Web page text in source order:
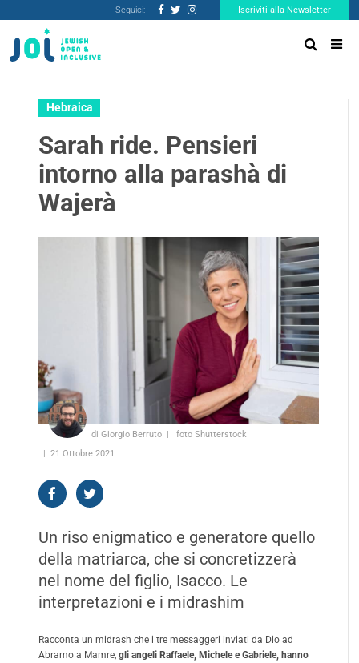
Seguici: Iscriviti alla Newsletter
Hebraica
Sarah ride. Pensieri
intorno alla parashà di
Wajerà
di Giorgio Berruto
foto Shutterstock
21 Ottobre 2021
Un riso enigmatico e generatore quello
della matriarca, che si concretizzerà
nel nome del figlio, Isacco. Le
interpretazioni e i midrashim
Racconta un midrash che i tre messaggeri inviati da Dio ad
Abramo a Mamre, gli angeli Raffaele, Michele e Gabriele, hanno